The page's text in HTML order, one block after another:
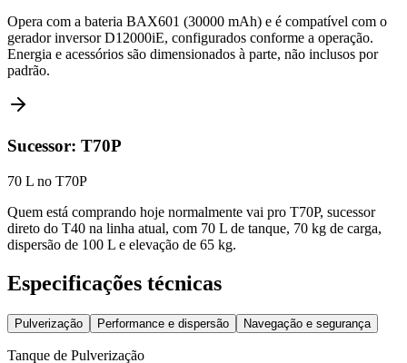
Opera com a bateria BAX601 (30000 mAh) e é compatível com o
gerador inversor D12000iE, configurados conforme a operação.
Energia e acessórios são dimensionados à parte, não inclusos por
padrão.
Sucessor: T70P
70 L no T70P
Quem está comprando hoje normalmente vai pro T70P, sucessor
direto do T40 na linha atual, com 70 L de tanque, 70 kg de carga,
dispersão de 100 L e elevação de 65 kg.
Especificações técnicas
Pulverização Performance e dispersão Navegação e segurança
Tanque de Pulverização